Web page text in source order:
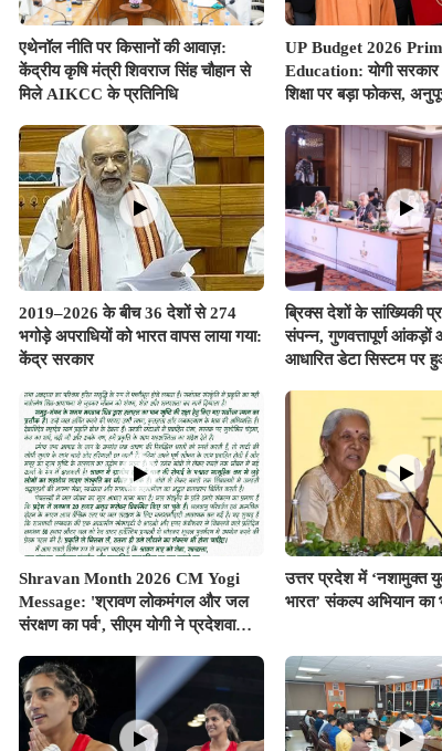
एथेनॉल नीति पर किसानों की आवाज़:
केंद्रीय कृषि मंत्री शिवराज सिंह चौहान से
मिले AIKCC के प्रतिनिधि
UP Budget 2026
Education: योगी सरकार
शिक्षा पर बड़ा फोकस,
प्रावधान
2019–2026 के बीच 36 देशों से 274
भगोड़े अपराधियों को भारत वापस लाया गया:
केंद्र सरकार
ब्रिक्स देशों के सांख्यिकी
संपन्न, गुणवत्तापूर्ण
आधारित डेटा सिस्टम पर
Shravan Month 2026 CM Yogi
Message: 'श्रावण लोकमंगल और जल
संरक्षण का पर्व', सीएम योगी ने प्रदेशवासियों
उत्तर प्रदेश में ‘नशामुक्त
भारत’ संकल्प अभियान का